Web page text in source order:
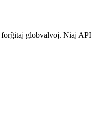
globvalvoj. Niaj